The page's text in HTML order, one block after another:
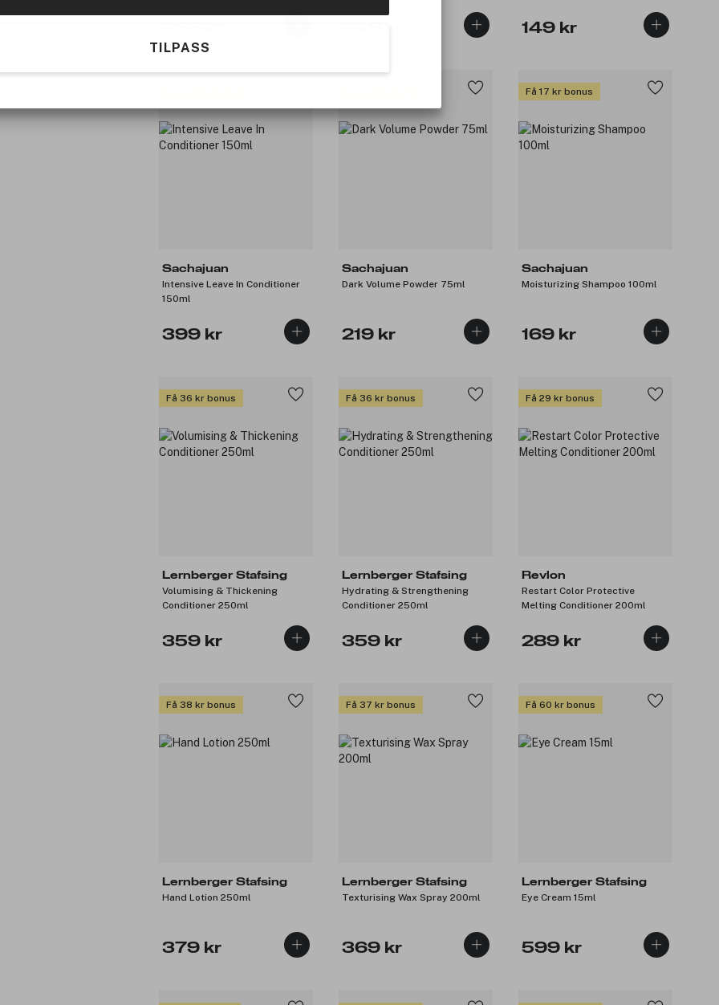
TILPASS
149 kr
Sachajuan
Intensive Leave In Conditioner
150ml
399 kr
Sachajuan
Dark Volume Powder 75ml
219 kr
Få 17 kr bonus
Sachajuan
Moisturizing Shampoo 100ml
169 kr
Få 36 kr bonus
Lernberger Stafsing
Volumising & Thickening
Conditioner 250ml
359 kr
Få 36 kr bonus
Lernberger Stafsing
Hydrating & Strengthening
Conditioner 250ml
359 kr
Få 29 kr bonus
Revlon
Restart Color Protective
Melting Conditioner 200ml
289 kr
Få 38 kr bonus
Lernberger Stafsing
Hand Lotion 250ml
379 kr
Få 37 kr bonus
Lernberger Stafsing
Texturising Wax Spray 200ml
369 kr
Få 60 kr bonus
Lernberger Stafsing
Eye Cream 15ml
599 kr